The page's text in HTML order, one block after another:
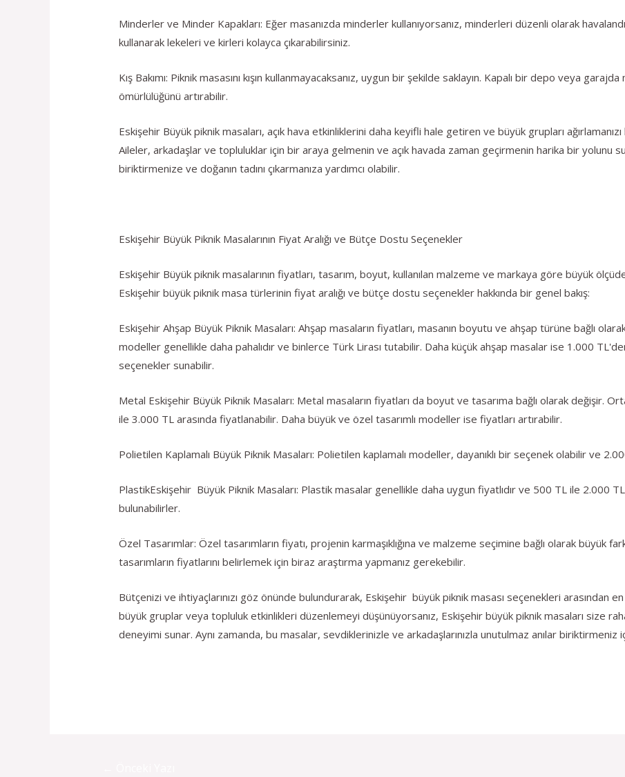
Minderler ve Minder Kapakları: Eğer masanızda minderler kullanıyorsanız, minderleri düzenli olarak
kullanarak lekeleri ve kirleri kolayca çıkarabilirsiniz.
Kış Bakımı: Piknik masasını kışın kullanmayacaksanız, uygun bir şekilde saklayın. Kapalı bir depo veya
ömürlülüğünü artırabilir.
Eskişehir Büyük piknik masaları, açık hava etkinliklerini daha keyifli hale getiren ve büyük grupları
Aileler, arkadaşlar ve topluluklar için bir araya gelmenin ve açık havada zaman geçirmenin harika bir yolunu
biriktirmenize ve doğanın tadını çıkarmanıza yardımcı olabilir.
Eskişehir Büyük Piknik Masalarının Fiyat Aralığı ve Bütçe Dostu Seçenekler
Eskişehir Büyük piknik masalarının fiyatları, tasarım, boyut, kullanılan malzeme ve markaya göre büyük
Eskişehir büyük piknik masa türlerinin fiyat aralığı ve bütçe dostu seçenekler hakkında bir genel bakış:
Eskişehir Ahşap Büyük Piknik Masaları: Ahşap masaların fiyatları, masanın boyutu ve ahşap türüne bağlı
modeller genellikle daha pahalıdır ve binlerce Türk Lirası tutabilir. Daha küçük ahşap masalar ise 1.000
seçenekler sunabilir.
Metal Eskişehir Büyük Piknik Masaları: Metal masaların fiyatları da boyut ve tasarıma bağlı olarak değişir.
ile 3.000 TL arasında fiyatlanabilir. Daha büyük ve özel tasarımlı modeller ise fiyatları artırabilir.
Polietilen Kaplamalı Büyük Piknik Masaları: Polietilen kaplamalı modeller, dayanıklı bir seçenek olabilir ve
PlastikEskişehir Büyük Piknik Masaları: Plastik masalar genellikle daha uygun fiyatlıdır ve 500 TL ile 2.000
bulunabilirler.
Özel Tasarımlar: Özel tasarımların fiyatı, projenin karmaşıklığına ve malzeme seçimine bağlı olarak büyük
tasarımların fiyatlarını belirlemek için biraz araştırma yapmanız gerekebilir.
Bütçenizi ve ihtiyaçlarınızı göz önünde bulundurarak, Eskişehir büyük piknik masası seçenekleri arasından
büyük gruplar veya topluluk etkinlikleri düzenlemeyi düşünüyorsanız, Eskişehir büyük piknik masaları size
deneyimi sunar. Aynı zamanda, bu masalar, sevdiklerinizle ve arkadaşlarınızla unutulmaz anılar biriktirmeniz